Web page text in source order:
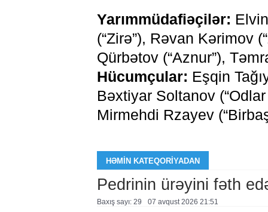
Yarımmüdafiəçilər:
(“Zirə”), Rəvan Kərimov
Qürbətov (“Aznur”),
Hücumçular: Eşqin
Bəxtiyar Soltanov
Mirmehdi Rzayev
HƏMIN KATEQORIYADAN
Pedrinin ürəyini fəth
Baxış sayı: 29 07 avqust 2026 21:51